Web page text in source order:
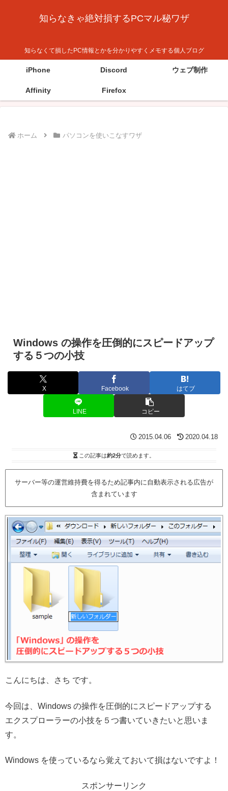
知らなきゃ絶対損するPCマル秘ワザ
知らなくて損したPC情報とかを分かりやすくメモする個人ブログ
iPhone Discord ウェブ制作
Affinity Firefox
ホーム パソコンを使いこなすワザ
Windows の操作を圧倒的にスピードアップ
する５つの小技
X Facebook はてブ
LINE コピー
2015.04.06 2020.04.18
この記事は約2分で読めます。
サーバー等の運営維持費を得るため記事内に自動表示される広告が
含まれています
こんにちは、さち です。
今回は、Windows の操作を圧倒的にスピードアップする
エクスプローラーの小技を５つ書いていきたいと思いま
す。
Windows を使っているなら覚えておいて損はないですよ！
スポンサーリンク